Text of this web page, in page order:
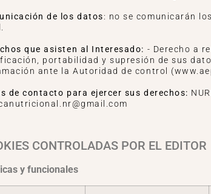
de los datos: no se comunicarán
que asisten al Interesado: - Derecho a
portabilidad y supresión de sus
ante la Autoridad de control
de contacto para ejercer sus derechos:
CONTROLADAS POR EL EDITOR
y funcionales